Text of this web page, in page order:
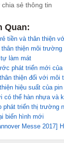
sẻ thông tin
Quan:
tiền và thân thiện
thân thiện môi trường
làm mát
phát triển mới của
thiện đối với môi
hiệu suất của
có thể hàn nhựa và
phát triển thị trường
biến hình mới
Messe 2017]